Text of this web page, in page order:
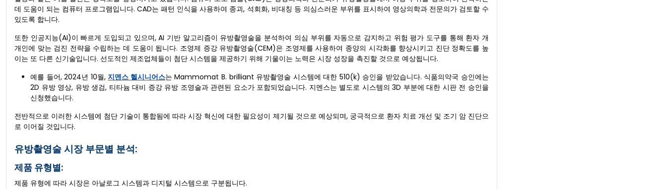
데 도움이 되는 컴퓨터 프로그램입니다. CAD는 패턴 인식을 사용하여 종괴, 석회화, 비대칭 등 의심스러운 부위를 표시하여 영상의학과 전문의가 검토할 수
있도록 합니다.
또한 인공지능(AI)이 빠르게 도입되고 있으며, AI 기반 알고리즘이 유방촬영술을 분석하여 의심 부위를 자동으로 감지하고 위험 평가 도구를 통해 환자 개
개인에 맞는 검진 전략을 수립하는 데 도움이 됩니다. 조영제 증강 유방촬영술(CEM)은 조영제를 사용하여 종양의 시각화를 향상시키고 진단 정확도를 높
이는 또 다른 신기술입니다. 선도적인 제조업체들이 첨단 시스템을 제공하기 위해 기울이는 노력은 시장 성장을 촉진할 것으로 예상됩니다.
예를 들어, 2024년 10월, 지멘스 헬시니어스는 Mammomat B. brilliant 유방촬영술 시스템에 대한 510(k) 승인을 받았습니다. 식품의약국 승인에는
2D 유방 영상, 유방 생검, 티타늄 대비 증강 유방 조영술과 관련된 요소가 포함되었습니다. 지멘스는 별도로 시스템의 3D 부분에 대한 시판 전 승인을
신청했습니다.
전반적으로 이러한 시스템에 첨단 기술이 통합됨에 따라 시장 혁신에 대한 필요성이 제기될 것으로 예상되며, 궁극적으로 환자 치료 개선 및 조기 암 진단으
로 이어질 것입니다.
유방촬영술 시장 부문별 분석:
제품 유형별:
제품 유형에 따라 시장은 아날로그 시스템과 디지털 시스템으로 구분됩니다.